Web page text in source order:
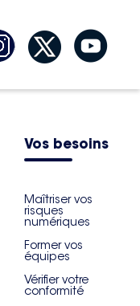
Vos besoins
Maîtriser vos
risques
numériques
Former vos
équipes
Vérifier votre
conformité